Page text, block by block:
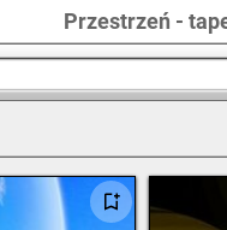
Przestrzeń -